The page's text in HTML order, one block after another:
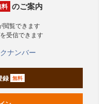
料 のご案内
閲覧できます
受信できます
ナンバー
録 無料